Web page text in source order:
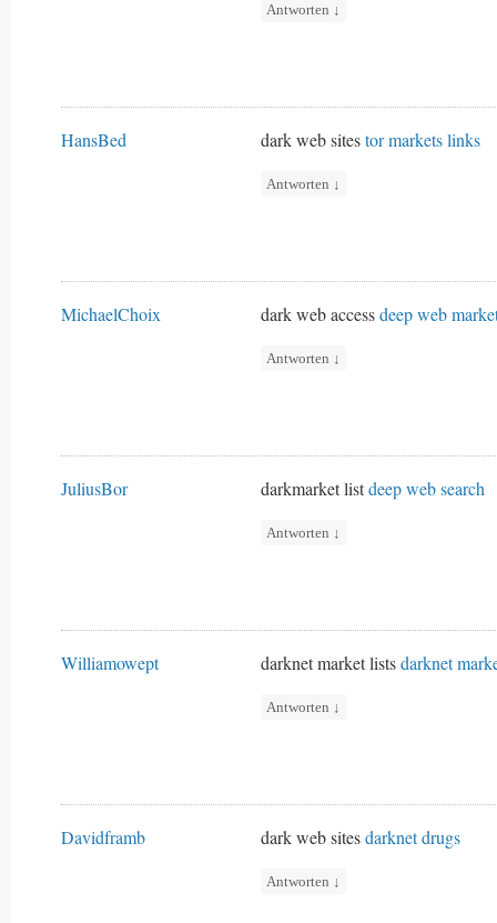
Antworten ↓
HansBed dark web sitestor markets links
Antworten ↓
MichaelChoix dark web accessdeep web
Antworten ↓
JuliusBor darkmarket listdeep web search
Antworten ↓
Williamowept darknet market listsdarknet
Antworten ↓
Davidframb dark web sitesdarknet drugs
Antworten ↓